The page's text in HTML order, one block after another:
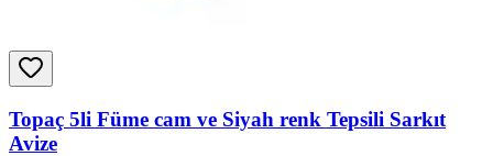
Topaç 5li Füme cam ve Siyah renk Tepsili Sarkıt
Avize